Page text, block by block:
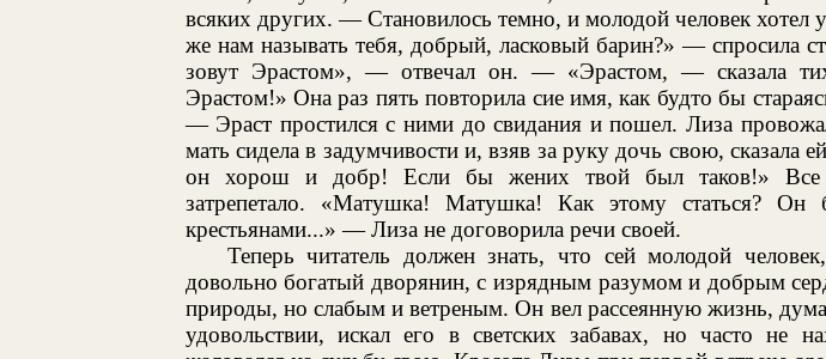
всяких других. — Становилось темно, и молодой человек хотел
же нам называть тебя, добрый, ласковый барин?» — спросила
зовут Эрастом», — отвечал он. — «Эрастом, — сказала
Эрастом!» Она раз пять повторила сие имя, как будто бы
— Эраст простился с ними до свидания и пошел. Лиза
мать сидела в задумчивости и, взяв за руку дочь свою, сказала
он хорош и добр! Если бы жених твой был таков!» Все
затрепетало. «Матушка! Матушка! Как этому статься?
крестьянами...» — Лиза не договорила речи своей.
Теперь читатель должен знать, что сей молодой
довольно богатый дворянин, с изрядным разумом и добрым
природы, но слабым и ветреным. Он вел рассеянную жизнь,
удовольствии, искал его в светских забавах, но часто не